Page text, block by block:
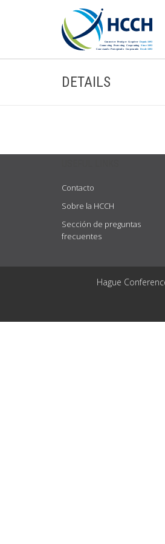
DETAILS
Contacto
Sobre la HCCH
Sección de preguntas
frecuentes
Hague